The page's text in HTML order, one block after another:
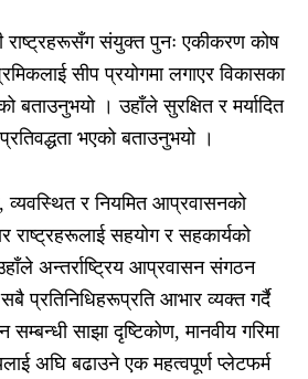
राष्ट्रहरूसँग संयुक्त पुनः एकीकरण कोष
सीप प्रयोगमा लगाएर विकासका
बताउनुभयो । उहाँले सुरक्षित र मर्यादित
भएको बताउनुभयो ।
व्यवस्थित र नियमित आप्रवासनको
राष्ट्रहरूलाई सहयोग र सहकार्यको
अन्तर्राष्ट्रिय आप्रवासन संगठन
प्रतिनिधिहरूप्रति आभार व्यक्त गर्दै
साझा दृष्टिकोण, मानवीय गरिमा
अघि बढाउने एक महत्वपूर्ण प्लेटफर्म